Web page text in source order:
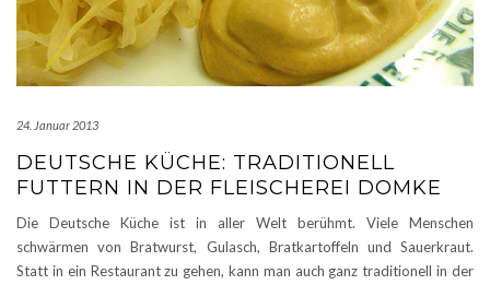
24. Januar 2013
DEUTSCHE KÜCHE: TRADITIONELL
FUTTERN IN DER FLEISCHEREI DOMKE
Die Deutsche Küche ist in aller Welt berühmt. Viele Menschen
schwärmen von Bratwurst, Gulasch, Bratkartoffeln und Sauerkraut.
Statt in ein Restaurant zu gehen, kann man auch ganz traditionell in der